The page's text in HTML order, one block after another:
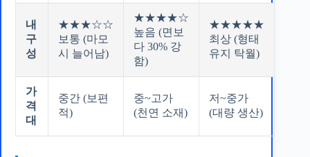
내
구
성
★★★☆☆
보통 (마모
시 늘어남)
★★★★☆
높음 (면보
다 30% 강
함)
★★★★★
최상 (형태
유지 탁월)
가
격
대
중간 (보편
적)
중~고가
(천연 소재)
저~중가
(대량 생산)